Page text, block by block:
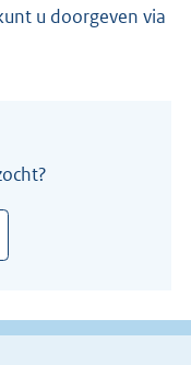
u doorgeven via